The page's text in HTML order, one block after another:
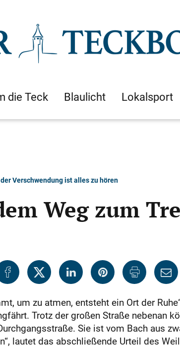
die Teck Blaulicht Lokalsport
Verschwendung ist alles zu hören
Weg zum
um zu atmen, entsteht ein Ort der
Trotz der großen Straße nebenan
Sie ist vom Bach aus
lautet das abschließende Urteil des